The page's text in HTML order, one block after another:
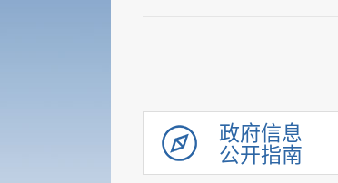
政府信息
公开指南
政府采购
民生领域信息公开